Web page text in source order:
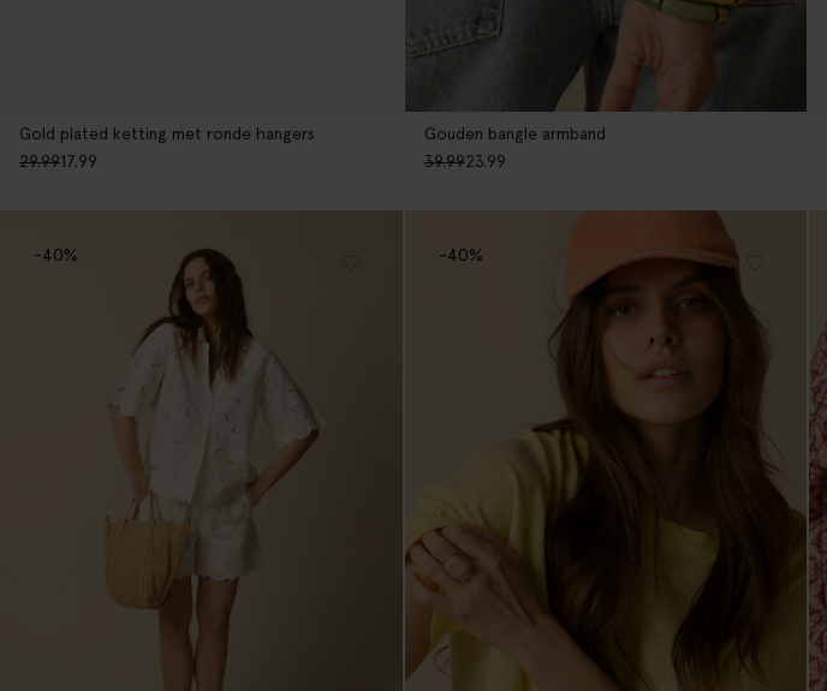
Gold plated ketting met ronde hangers
29.9917.99
Gouden bangle armband
39.9923.99
-40% -40%